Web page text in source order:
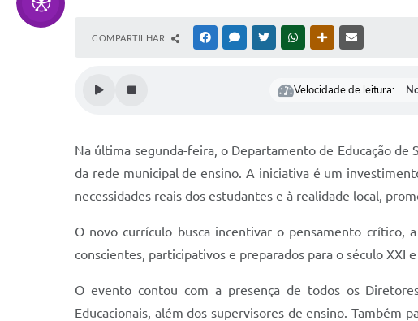
COMPARTILHAR FACEBOOKMESSENGER
TWITTERWHATSAPPOUTRAS MÍDIAS
Velocidade de leitura:
Na última segunda-feira, o Departamento de Educação
da rede municipal de ensino. A iniciativa é um
necessidades reais dos estudantes e à realidade local,
O novo currículo busca incentivar o pensamento crítico,
conscientes, participativos e preparados para o século
O evento contou com a presença de todos os
Educacionais, além dos supervisores de ensino. Também